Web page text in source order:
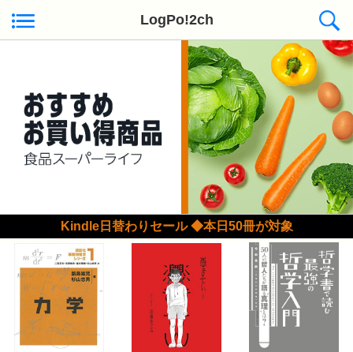
LogPo!2ch
Kindle日替わりセール ◆本日50冊が対象